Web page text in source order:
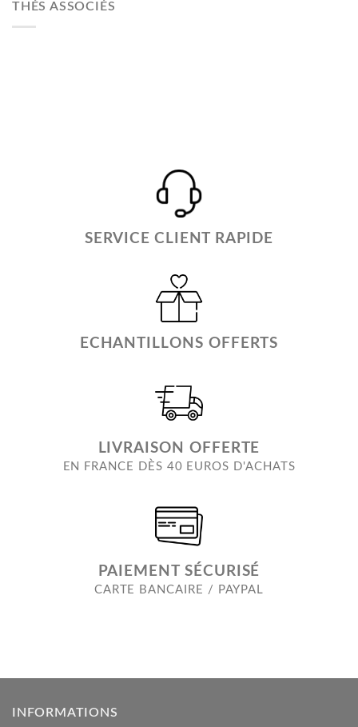
THÉS ASSOCIÉS
SERVICE CLIENT RAPIDE
ECHANTILLONS OFFERTS
LIVRAISON OFFERTE
EN FRANCE DÈS 40 EUROS D'ACHATS
PAIEMENT SÉCURISÉ
CARTE BANCAIRE / PAYPAL
INFORMATIONS